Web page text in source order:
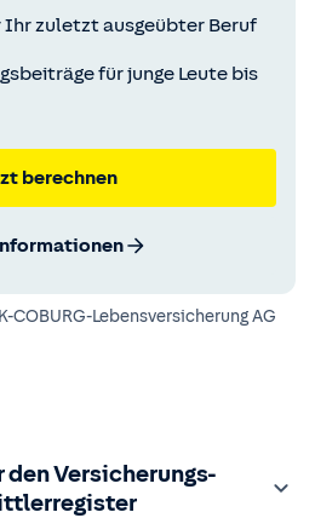
Ihr zuletzt ausgeübter Beruf
für junge Leute bis
berechnen
COBURG-Lebensversicherung AG
Versicherungs-